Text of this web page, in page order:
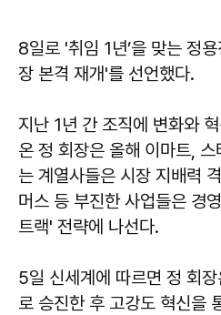
8일로 '취임 1년’을 맞는 정
장 본격 재개'를 선언했다.
지난 1년 간 조직에 변화와
온 정 회장은 올해 이마트,
는 계열사들은 시장 지배력
머스 등 부진한 사업들은 경
트랙' 전략에 나선다.
5일 신세계에 따르면 정 회
로 승진한 후 고강도 혁신을